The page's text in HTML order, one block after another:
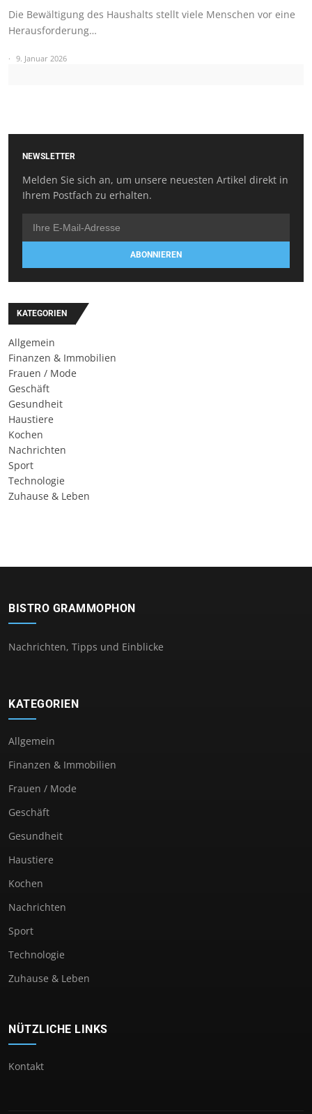
Die Bewältigung des Haushalts stellt viele Menschen vor eine
Herausforderung…
9. Januar 2026
NEWSLETTER
Melden Sie sich an, um unsere neuesten Artikel direkt in
Ihrem Postfach zu erhalten.
ABONNIEREN
KATEGORIEN
Allgemein
Finanzen & Immobilien
Frauen / Mode
Geschäft
Gesundheit
Haustiere
Kochen
Nachrichten
Sport
Technologie
Zuhause & Leben
BISTRO GRAMMOPHON
Nachrichten, Tipps und Einblicke
KATEGORIEN
Allgemein
Finanzen & Immobilien
Frauen / Mode
Geschäft
Gesundheit
Haustiere
Kochen
Nachrichten
Sport
Technologie
Zuhause & Leben
NÜTZLICHE LINKS
Kontakt